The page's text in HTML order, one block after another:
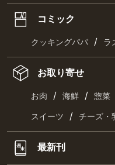
コミック
クッキングパパ / ラ
お取り寄せ
お肉 / 海鮮 / 惣菜
スイーツ / チーズ・
最新刊